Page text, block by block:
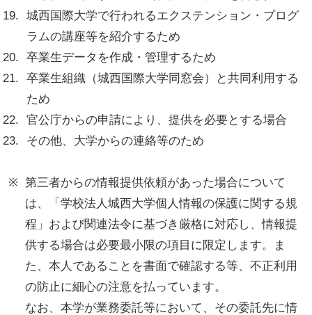
城西国際大学で行われるエクステンション・プログ
ラムの講座等を紹介するため
卒業生データを作成・管理するため
卒業生組織（城西国際大学同窓会）と共同利用する
ため
官公庁からの申請により、提供を必要とする場合
その他、大学からの連絡等のため
第三者からの情報提供依頼があった場合について
は、「学校法人城西大学個人情報の保護に関する規
程」および関連法令に基づき厳格に対応し、情報提
供する場合は必要最小限の項目に限定します。ま
た、本人であることを書面で確認する等、不正利用
の防止に細心の注意を払っています。
なお、本学が業務委託等において、その委託先に情